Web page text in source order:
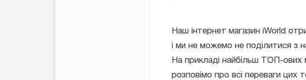
Наш інтернет магазин iWorld
і ми не можемо не поділитися з
На прикладі найбільш ТОП-
розповімо про всі переваги цих